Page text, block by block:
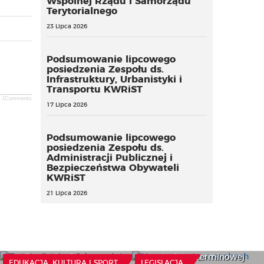
JComments
Terytorialnego
23 Lipca 2026
Podsumowanie lipcowego
posiedzenia Zespołu ds.
Infrastruktury, Urbanistyki i
Transportu KWRiST
17 Lipca 2026
Podsumowanie lipcowego
posiedzenia Zespołu ds.
Administracji Publicznej i
Bezpieczeństwa Obywateli
KWRiST
21 Lipca 2026
opieki długoterminowej